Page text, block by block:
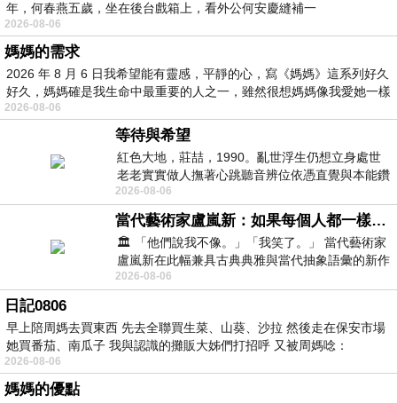
年，何春燕五歲，坐在後台戲箱上，看外公何安慶縫補一
2026-08-06
媽媽的需求
2026 年 8 月 6 日我希望能有靈感，平靜的心，寫《媽媽》這系列好久
好久，媽媽確是我生命中最重要的人之一，雖然很想媽媽像我愛她一樣
2026-08-06
等待與希望
紅色大地，莊喆，1990。亂世浮生仍想立身處世
老老實實做人撫著心跳聽音辨位依憑直覺與本能鑽
向裂隙的亮處探索另一個心聲另一個共鳴的
2026-08-06
當代藝術家盧嵐新：如果每個人都一樣，這世界該有多無聊？
🏛️ 「他們說我不像。」「我笑了。」 當代藝術家
盧嵐新在此幅兼具古典典雅與當代抽象語彙的新作
中，以沈靜的藍色空間為背景，描繪了
2026-08-06
日記0806
早上陪周媽去買東西 先去全聯買生菜、山葵、沙拉 然後走在保安市場
她買番茄、南瓜子 我與認識的攤販大姊們打招呼 又被周媽唸：
2026-08-06
媽媽的優點